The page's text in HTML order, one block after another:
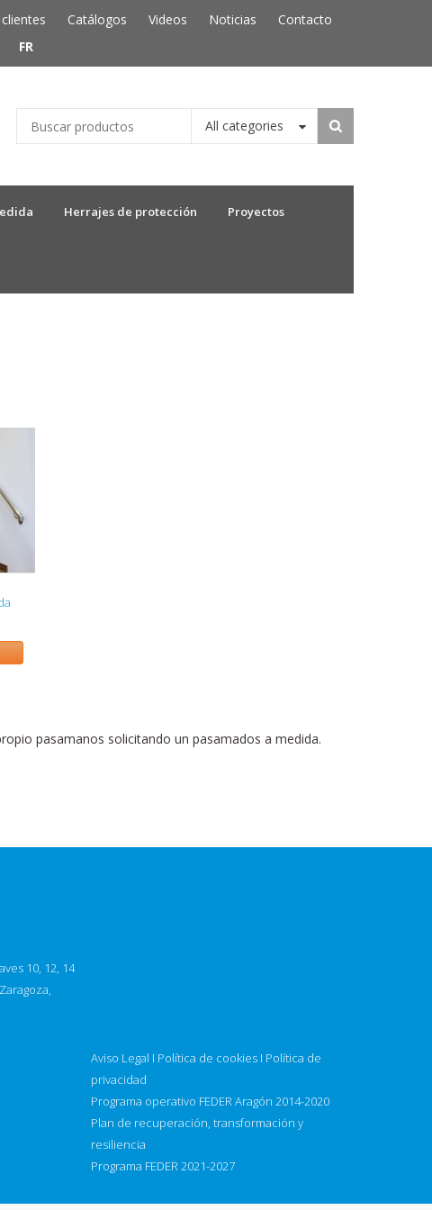
Catálogos Videos Noticias
Contacto
FR
All categories
Herrajes de protección Proyectos
pasamanos solicitando un pasamados a medida.
10, 12, 14
Aviso Legal I Política de cookiesI Política de
privacidad
Programa operativo FEDER Aragón 2014-2020
Plan de recuperación, transformación y
resiliencia
Programa FEDER 2021-2027